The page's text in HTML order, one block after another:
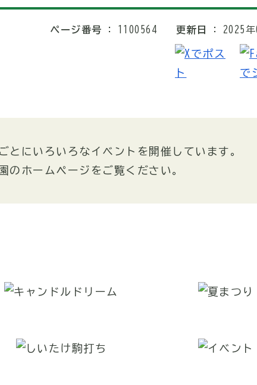
ページ番号 1100564 更新日 2025
とにいろいろなイベントを開催しています。
のホームページをご覧ください。